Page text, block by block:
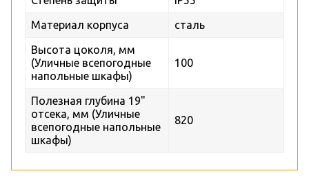
Материал корпуса
сталь
Высота цоколя, мм
(Уличные всепогодные
напольные шкафы)
100
Полезная глубина 19"
отсека, мм (Уличные
всепогодные напольные
шкафы)
820